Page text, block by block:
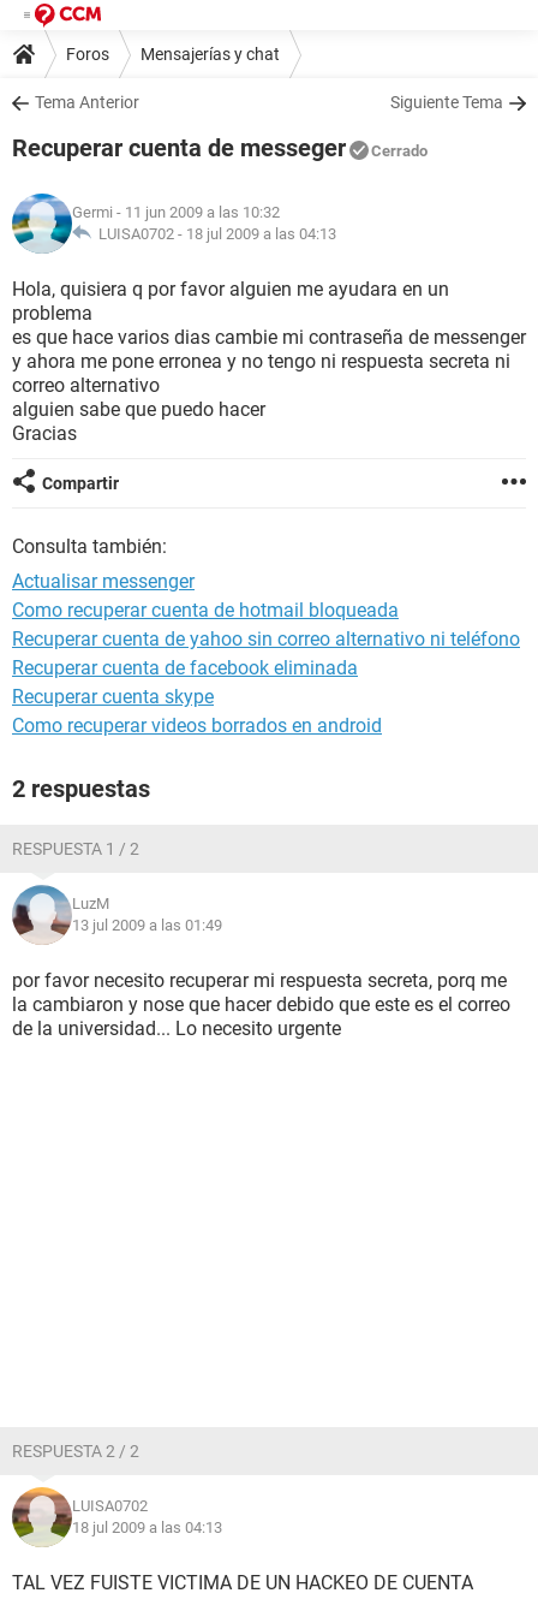
Foros Mensajerías y chat
Tema Anterior Siguiente Tema
Recuperar cuenta de messeger Cerrado
Germi - 11 jun 2009 a las 10:32
LUISA0702 - 18 jul 2009 a las 04:13
Hola, quisiera q por favor alguien me ayudara en un
problema
es que hace varios dias cambie mi contraseña de messenger
y ahora me pone erronea y no tengo ni respuesta secreta ni
correo alternativo
alguien sabe que puedo hacer
Gracias
Compartir
Consulta también:
Actualisar messenger
Como recuperar cuenta de hotmail bloqueada
Recuperar cuenta de yahoo sin correo alternativo ni teléfono
Recuperar cuenta de facebook eliminada
Recuperar cuenta skype
Como recuperar videos borrados en android
2 respuestas
RESPUESTA 1 / 2
LuzM
13 jul 2009 a las 01:49
por favor necesito recuperar mi respuesta secreta, porq me
la cambiaron y nose que hacer debido que este es el correo
de la universidad... Lo necesito urgente
RESPUESTA 2 / 2
LUISA0702
18 jul 2009 a las 04:13
TAL VEZ FUISTE VICTIMA DE UN HACKEO DE CUENTA